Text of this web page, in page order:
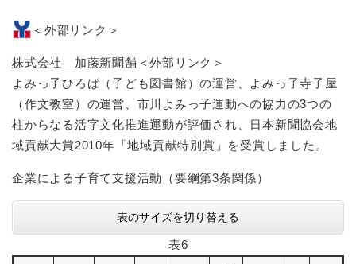
＜外部リンク＞
株式会社 加藤新聞舗 ＜外部リンク＞
よみっ子ひろば（子ども図書館）の運営、よみっ子寺子屋
（作文教室）の運営、市川よみっ子運動への協力の3つの
柱からなる活字文化推進運動が評価され、日本新聞協会地
域貢献大賞2010年「地域貢献特別賞」を受賞しました。
企業による子育て支援活動（要綱第3条関係）
表のサイズを切り替える
表6